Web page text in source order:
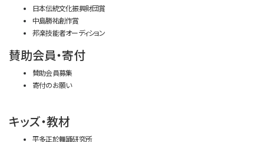
日本伝統文化振興財団賞
中島勝祐創作賞
邦楽技能者オーディション
賛助会員・寄付
賛助会員募集
寄付のお願い
キッズ・教材
平多正於舞踊研究所